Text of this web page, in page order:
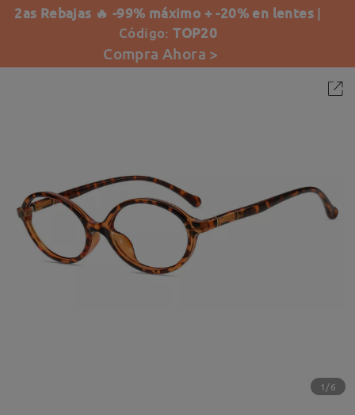
2as Rebajas 🔥 -99% máximo + -20% en lentes |
Código:TOP20
Compra Ahora >
1/6